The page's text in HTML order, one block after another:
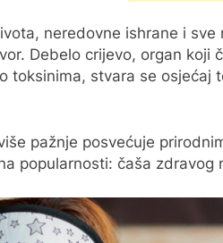
neredovne ishrane i
Debelo crijevo, organ
toksinima, stvara se
pažnje posvećuje
popularnosti: čaša zdravog